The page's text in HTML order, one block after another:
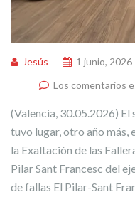
Jesús 1 junio, 2026
Los comentarios
(Valencia, 30.05.2026) El
tuvo lugar, otro año más,
la Exaltación de las
Pilar Sant Francesc del
de fallas El Pilar-Sant